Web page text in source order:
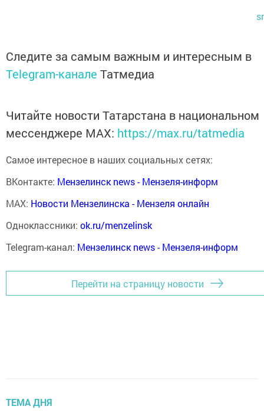
Следите за самым важным и интересным в
Telegram-канале Татмедиа
Читайте новости Татарстана в национальном
мессенджере MАХ: https://max.ru/tatmedia
Самое интересное в наших социальных сетях:
ВКонтакте: Мензелинск news - Мензеля-информ
MAX: Новости Мензелинска - Мензеля онлайн
Одноклассники: ok.ru/menzelinsk
Telegram-канал: Мензелинск news - Мензеля-информ
Перейти на страницу новости
ТЕМА ДНЯ